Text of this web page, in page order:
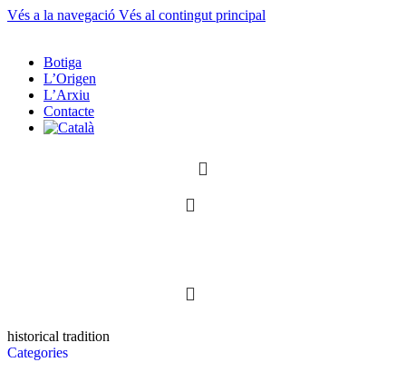
Vés a la navegació Vés al contingut principal
Botiga
L’Origen
L’Arxiu
Contacte
historical tradition
Categories